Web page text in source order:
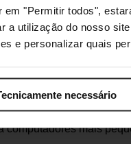
em "Permitir todos",
a utilização do nosso
e personalizar quais
necessário
de
invariavelmente a
e as que se
computadores mais